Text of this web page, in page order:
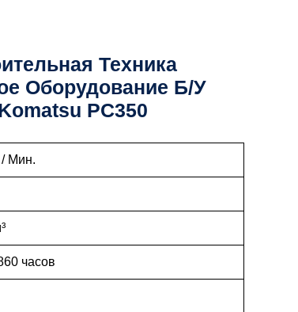
Техника
Оборудование Б/у
PC350
/ Мин.
часов